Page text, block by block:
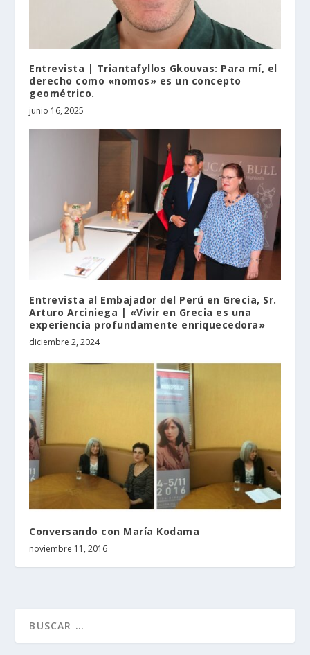
Entrevista | Triantafyllos Gkouvas: Para mí, el
derecho como «nomos» es un concepto
geométrico.
junio 16, 2025
Entrevista al Embajador del Perú en Grecia, Sr.
Arturo Arciniega | «Vivir en Grecia es una
experiencia profundamente enriquecedora»
diciembre 2, 2024
Conversando con María Kodama
noviembre 11, 2016